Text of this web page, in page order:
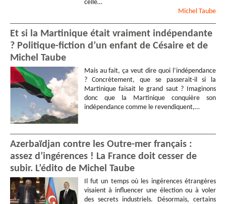
celle…
Michel Taube
Et si la Martinique était vraiment indépendante
? Politique-fiction d’un enfant de Césaire et de
Michel Taube
Mais au fait, ça veut dire quoi l’indépendance
? Concrètement, que se passerait-il si la
Martinique faisait le grand saut ? Imaginons
donc que la Martinique conquière son
indépendance comme le revendiquent,…
Azerbaïdjan contre les Outre-mer français :
assez d’ingérences ! La France doit cesser de
subir. L’édito de Michel Taube
Il fut un temps où les ingérences étrangères
visaient à influencer une élection ou à voler
des secrets industriels. Désormais, certains